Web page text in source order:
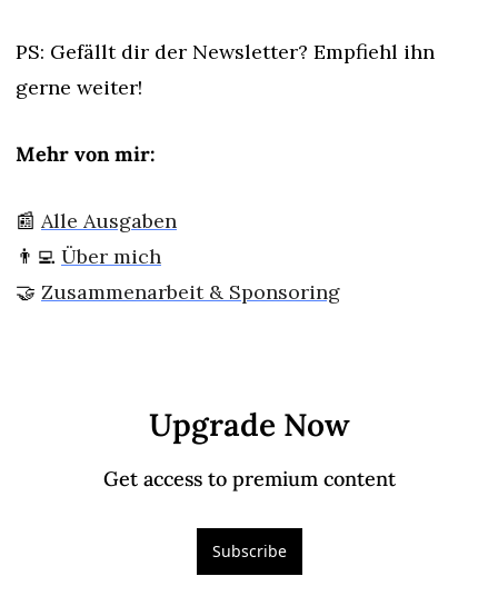
PS: Gefällt dir der Newsletter? Empfiehl ihn
gerne weiter!
Mehr von mir:
📰 Alle Ausgaben
👨‍💻 Über mich
🤝 Zusammenarbeit & Sponsoring
Upgrade Now
Get access to premium content
Subscribe